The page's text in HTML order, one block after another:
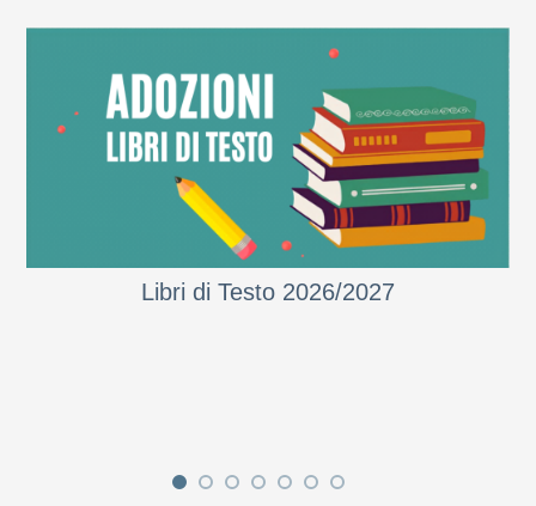
Libri di Testo 2026/2027